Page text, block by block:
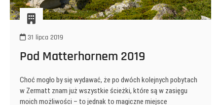
31 lipca 2019
Pod Matterhornem 2019
Choć mogło by się wydawać, że po dwóch kolejnych pobytach
w Zermatt znam już wszystkie ścieżki, które są w zasięgu
moich możliwości – to jednak to magiczne miejsce